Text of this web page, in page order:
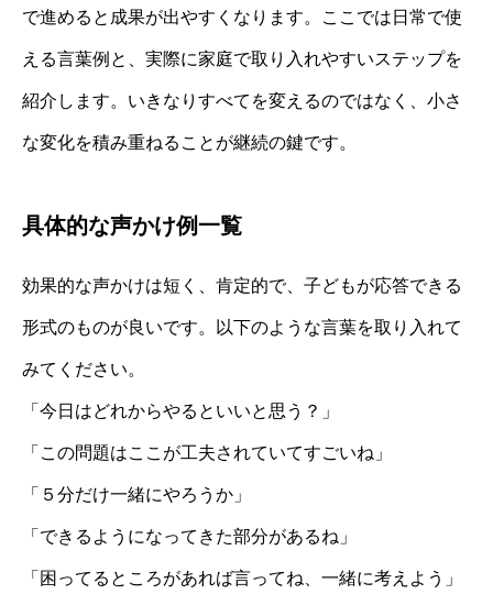
で進めると成果が出やすくなります。ここでは日常で使
える言葉例と、実際に家庭で取り入れやすいステップを
紹介します。いきなりすべてを変えるのではなく、小さ
な変化を積み重ねることが継続の鍵です。
具体的な声かけ例一覧
効果的な声かけは短く、肯定的で、子どもが応答できる
形式のものが良いです。以下のような言葉を取り入れて
みてください。
「今日はどれからやるといいと思う？」
「この問題はここが工夫されていてすごいね」
「５分だけ一緒にやろうか」
「できるようになってきた部分があるね」
「困ってるところがあれば言ってね、一緒に考えよう」